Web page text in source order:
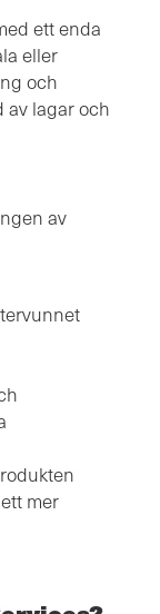
ett enda
eller
och
av lagar och
av
mer